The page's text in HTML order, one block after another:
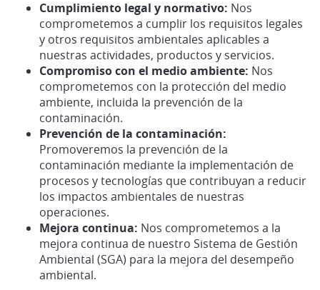
Cumplimiento legal y normativo: Nos
comprometemos a cumplir los requisitos legales
y otros requisitos ambientales aplicables a
nuestras actividades, productos y servicios.
Compromiso con el medio ambiente: Nos
comprometemos con la protección del medio
ambiente, incluida la prevención de la
contaminación.
Prevención de la contaminación:
Promoveremos la prevención de la
contaminación mediante la implementación de
procesos y tecnologías que contribuyan a reducir
los impactos ambientales de nuestras
operaciones.
Mejora continua: Nos comprometemos a la
mejora continua de nuestro Sistema de Gestión
Ambiental (SGA) para la mejora del desempeño
ambiental.